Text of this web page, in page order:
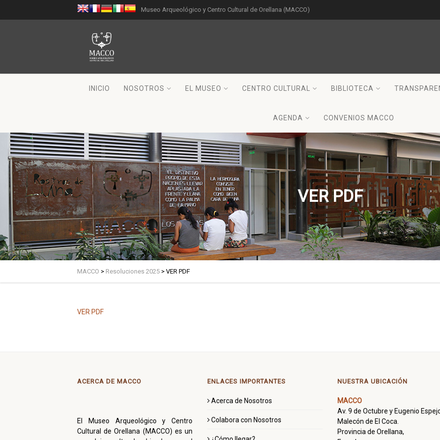
Museo Arqueológico y Centro Cultural de Orellana (MACCO)
INICIO NOSOTROS EL MUSEO CENTRO CULTURAL BIBLIOTECA
AGENDA CONVENIOS MACCO
VER PDF
MACCO > Resoluciones 2025 > VER PDF
VER PDF
ACERCA DE MACCO
El Museo Arqueológico y Centro
Cultural de Orellana (MACCO) es un
ENLACES IMPORTANTES
Acerca de Nosotros
Colabora con Nosotros
NUESTRA UBICACIÓN
MACCO
Av. 9 de Octubre y Eugenio
Malecón de El Coca.
Provincia de Orellana,